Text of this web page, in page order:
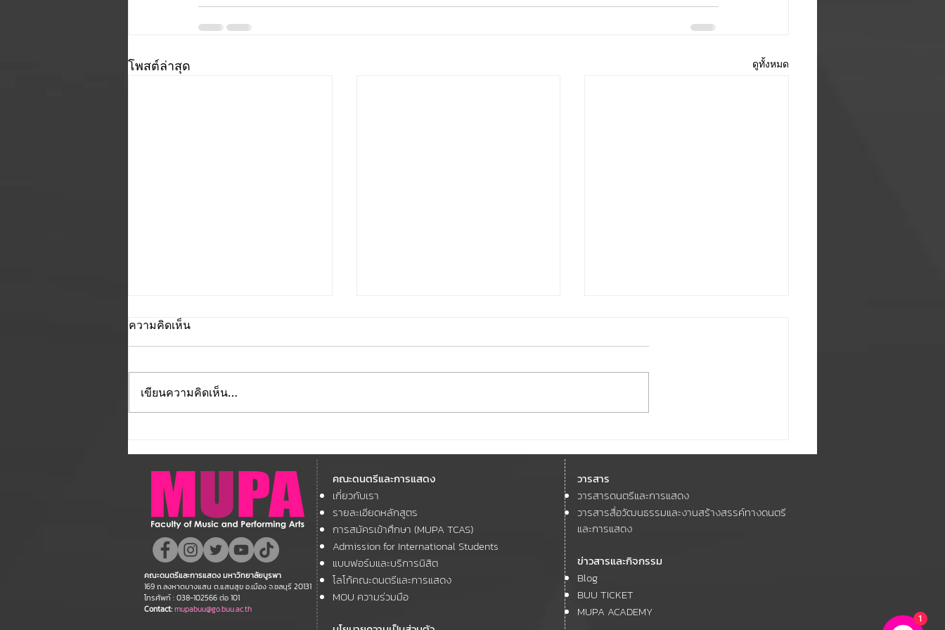
โพสต์ล่าสุด ดูทั้งหมด
มหาวิทยาลัยบูรพา ขอแสดง
ความยินดี กับคณาจารย์ของ
คณะฯ ที่ได้รับการตอบรับให้นำ
เสนอผลงานวิชาการ ในงาน
ประชุมวิชาการระดับชาติและ
นานาชาติ "ศิลปกรรมวิจัย"
ประจำปี 2569 (FAR 12)
มหาวิทยาลัยบูรพา เข้าร่วม
โครงการ The 21st ASEAN and
11th ASEAN+3 Youth Cultural
Forum
และการแสดง ขอเชิญทุกท่าน
ชม 🎞️ มิวสิควิดีโอเพลง
GOODGUY ของศิลปินวง
Saturn's Light
ความคิดเห็น
เขียนความคิดเห็น…
คณะดนตรีและการแสดง
เกี่ยวกับเรา
รายละเอียดหลักสูตร
การสมัครเข้าศึกษา (MUPA TCAS)
Admission for International Students
แบบฟอร์มและบริการนิสิต
โลโก้คณะดนตรีและการแสดง
MOU ความร่วมมือ
คณะดนตรีและการแสดง มหาวิทยาลัยบูรพา
169 ถ.ลงหาดบางแสน ต.แสนสุข อ.เมือง จ.ชลบุรี 20131
โทรศัพท์ : 038-102566 ต่อ 101
Contact:mupabuu@go.buu.ac.th
วารสาร
วารสารดนตรีและการแสดง
วารสารสื่อวัฒนธรรมและงานสร้างสรรค์ทางดนตรี
และการแสดง
ข่าวสารและกิจกรรม
Blog
BUU TICKET
MUPA ACADEMY
1